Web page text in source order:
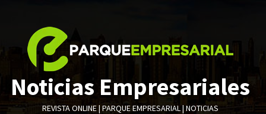
contenido
Noticias Empresariales
REVISTA ONLINE | PARQUE EMPRESARIAL | NOTICIAS